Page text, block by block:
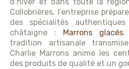
Collobrières, l’entreprise
des spécialités
châtaigne :
Marrons glacés.
tradition artisanale
Charlie Marrons anime les
des produits de qualité et un